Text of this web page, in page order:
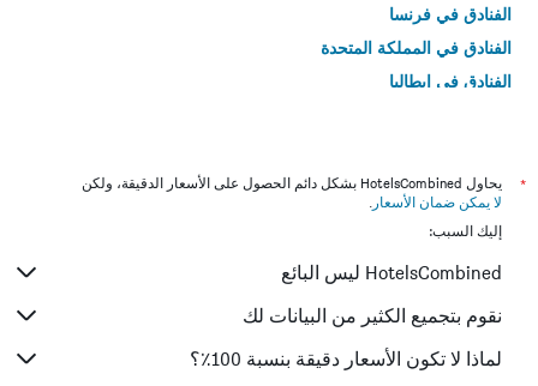
الفنادق في فرنسا
الفنادق في المملكة المتحدة
الفنادق في إيطاليا
*
يحاول HotelsCombined بشكل دائم الحصول على الأسعار الدقيقة، ولكن
لا يمكن ضمان الأسعار .
إليك السبب:
HotelsCombined ليس البائع
نقوم بتجميع الكثير من البيانات لك
لماذا لا تكون الأسعار دقيقة بنسبة 100٪؟